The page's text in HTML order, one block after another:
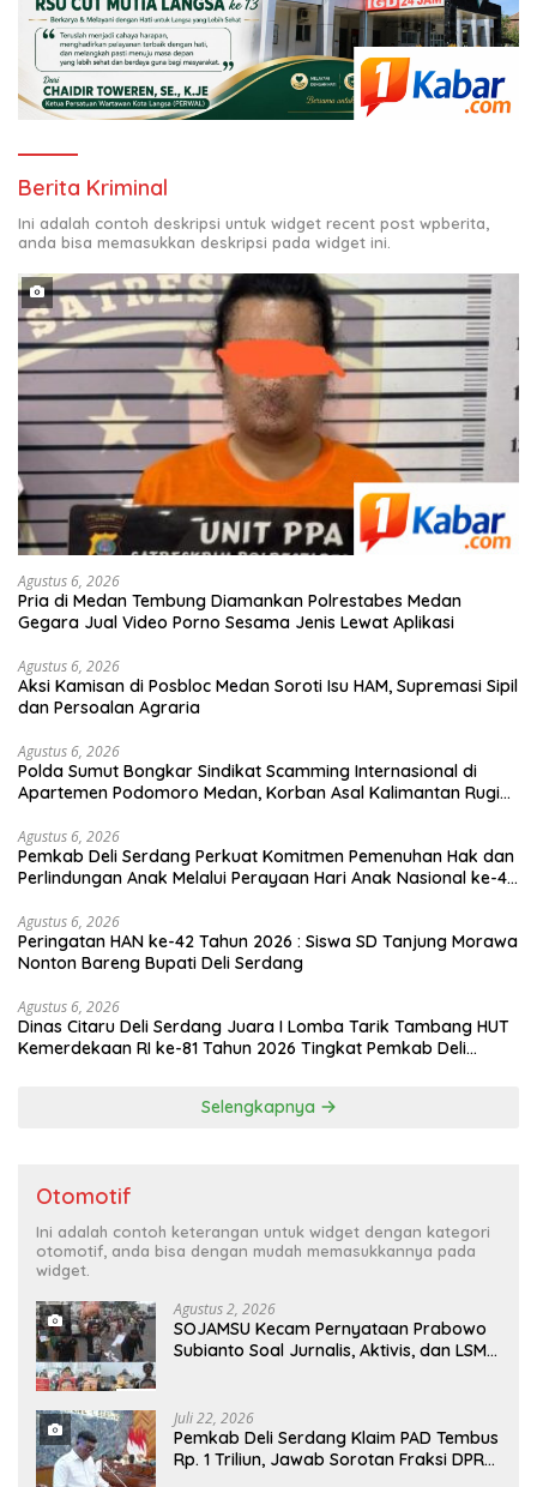
Berita Kriminal
Ini adalah contoh deskripsi untuk widget recent post wpberita,
anda bisa memasukkan deskripsi pada widget ini.
Agustus 6, 2026
Pria di Medan Tembung Diamankan Polrestabes Medan
Gegara Jual Video Porno Sesama Jenis Lewat Aplikasi
Agustus 6, 2026
Aksi Kamisan di Posbloc Medan Soroti Isu HAM, Supremasi Sipil
dan Persoalan Agraria
Agustus 6, 2026
Polda Sumut Bongkar Sindikat Scamming Internasional di
Apartemen Podomoro Medan, Korban Asal Kalimantan Rugi
Agustus 6, 2026
Pemkab Deli Serdang Perkuat Komitmen Pemenuhan Hak dan
Perlindungan Anak Melalui Perayaan Hari Anak Nasional ke-42
Agustus 6, 2026
Peringatan HAN ke-42 Tahun 2026 : Siswa SD Tanjung Morawa
Nonton Bareng Bupati Deli Serdang
Agustus 6, 2026
Dinas Citaru Deli Serdang Juara I Lomba Tarik Tambang HUT
Kemerdekaan RI ke-81 Tahun 2026 Tingkat Pemkab Deli
Selengkapnya
Otomotif
Ini adalah contoh keterangan untuk widget dengan kategori
otomotif, anda bisa dengan mudah memasukkannya pada
widget.
Agustus 2, 2026
SOJAMSU Kecam Pernyataan Prabowo
Subianto Soal Jurnalis, Aktivis, dan LSM
Juli 22, 2026
Pemkab Deli Serdang Klaim PAD Tembus
Rp. 1 Triliun, Jawab Sorotan Fraksi DPRD